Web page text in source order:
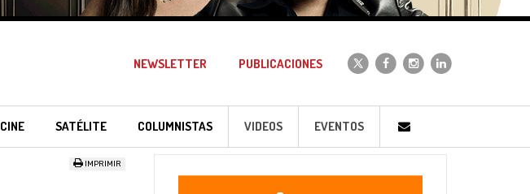
NEWSLETTER PUBLICACIONES
CINE SATÉLITE COLUMNISTAS VIDEOS EVENTOS
IMPRIMIR